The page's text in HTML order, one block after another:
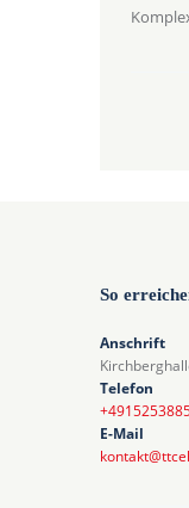
So
Anschrift
Telefon
E-Mail